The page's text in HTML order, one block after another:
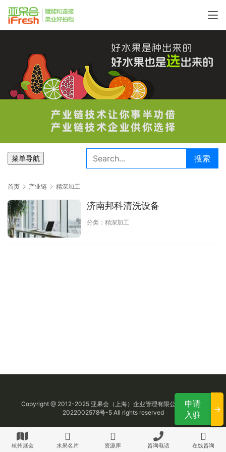
菜单导航 搜索
首页 产业链 精深加工
济南邦科清洗设备
分类： 精深加工
申请
入驻
→
Copyright @ 2012-2025 亚果会（上海）企业管理有限公司
沪ICP备
2022002578号-5All rights reserved
杭州展会 水果名片 资源库 咨询电话 在线咨询